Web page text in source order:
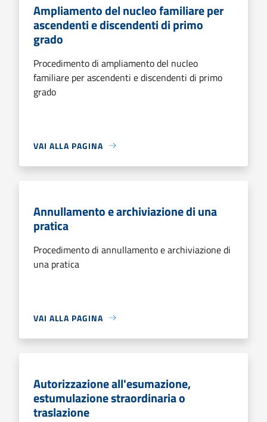
Ampliamento del nucleo familiare per
ascendenti e discendenti di primo
grado
Procedimento di ampliamento del nucleo
familiare per ascendenti e discendenti di primo
grado
VAI ALLA PAGINA
Annullamento e archiviazione di una
pratica
Procedimento di annullamento e archiviazione di
una pratica
VAI ALLA PAGINA
Autorizzazione all'esumazione,
estumulazione straordinaria o
traslazione